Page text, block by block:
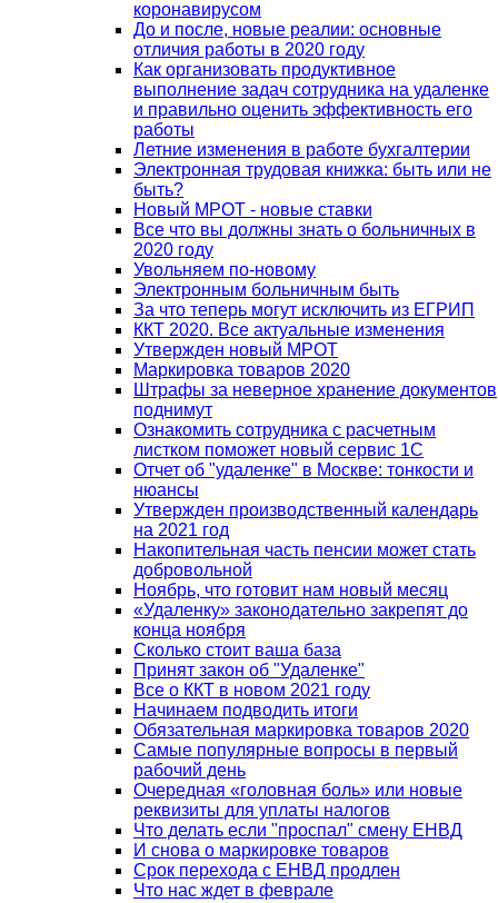
коронавирусом
До и после, новые реалии: основные
отличия работы в 2020 году
Как организовать продуктивное
выполнение задач сотрудника на удаленке
и правильно оценить эффективность его
работы
Летние изменения в работе бухгалтерии
Электронная трудовая книжка: быть или не
быть?
Новый МРОТ - новые ставки
Все что вы должны знать о больничных в
2020 году
Увольняем по-новому
Электронным больничным быть
За что теперь могут исключить из ЕГРИП
ККТ 2020. Все актуальные изменения
Утвержден новый МРОТ
Маркировка товаров 2020
Штрафы за неверное хранение документов
поднимут
Ознакомить сотрудника с расчетным
листком поможет новый сервис 1С
Отчет об "удаленке" в Москве: тонкости и
нюансы
Утвержден производственный календарь
на 2021 год
Накопительная часть пенсии может стать
добровольной
Ноябрь, что готовит нам новый месяц
«Удаленку» законодательно закрепят до
конца ноября
Сколько стоит ваша база
Принят закон об "Удаленке"
Все о ККТ в новом 2021 году
Начинаем подводить итоги
Обязательная маркировка товаров 2020
Самые популярные вопросы в первый
рабочий день
Очередная «головная боль» или новые
реквизиты для уплаты налогов
Что делать если "проспал" смену ЕНВД
И снова о маркировке товаров
Срок перехода с ЕНВД продлен
Что нас ждет в феврале